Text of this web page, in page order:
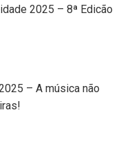
2025 – 8ª Edicão
– A música não